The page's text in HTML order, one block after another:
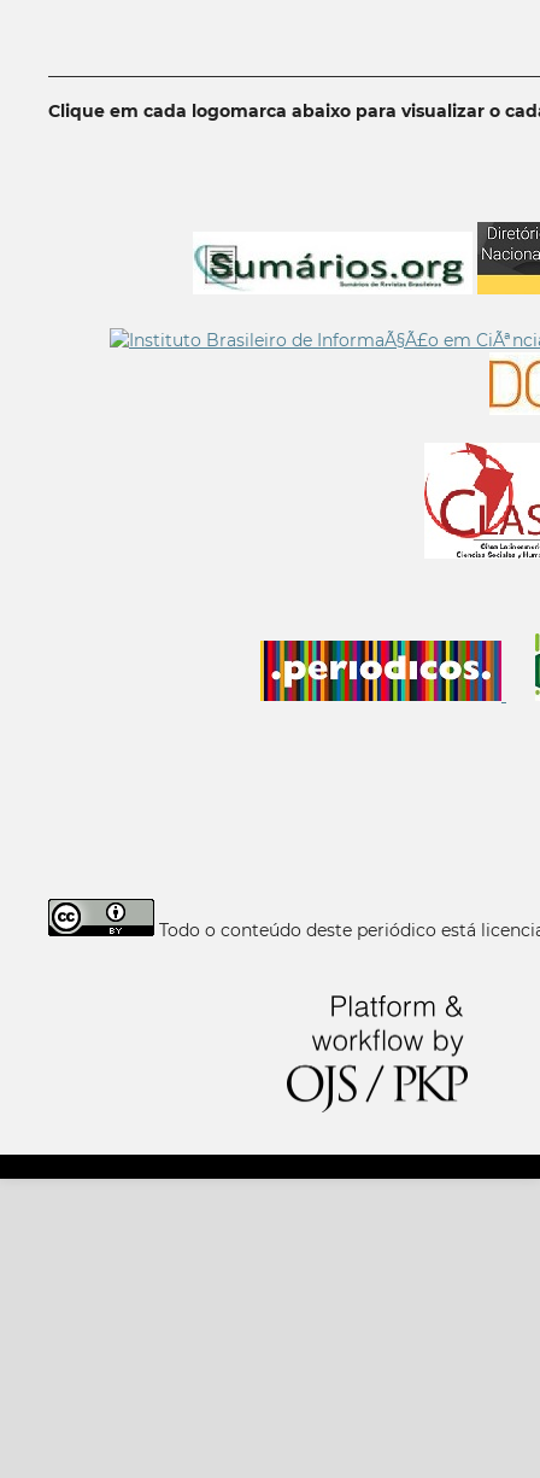
Clique em cada logomarca abaixo para visualizar o
Todo o conteúdo deste periódico está